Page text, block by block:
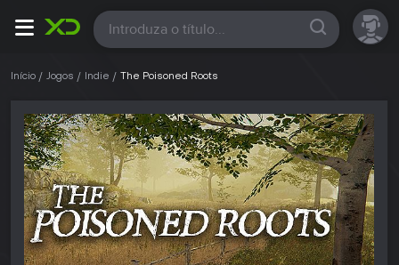
Todas
Início Jogos Indie The Poisoned Roots